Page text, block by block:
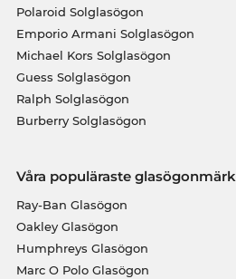
Polaroid Solglasögon
Emporio Armani Solglasögon
Michael Kors Solglasögon
Guess Solglasögon
Ralph Solglasögon
Burberry Solglasögon
Våra populäraste
Ray-Ban Glasögon
Oakley Glasögon
Humphreys Glasögon
Marc O Polo Glasögon